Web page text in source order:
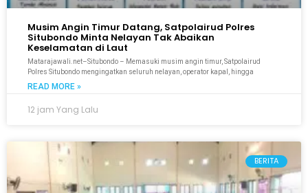
Musim Angin Timur Datang, Satpolairud Polres
Situbondo Minta Nelayan Tak Abaikan
Keselamatan di Laut
Matarajawali.net–Situbondo – Memasuki musim angin timur, Satpolairud
Polres Situbondo mengingatkan seluruh nelayan, operator kapal, hingga
READ MORE »
12 jam Yang Lalu
BERITA